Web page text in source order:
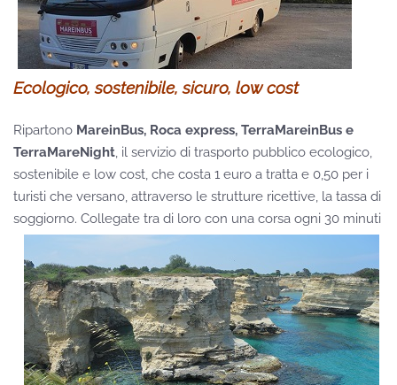
Ecologico, sostenibile, sicuro, low cost
Ripartono MareinBus, Roca express, TerraMareinBus e
TerraMareNight, il servizio di trasporto pubblico ecologico,
sostenibile e low cost, che costa 1 euro a tratta e 0,50 per i
turisti che versano, attraverso le strutture ricettive, la tassa di
soggiorno. Collegate tra di loro con una corsa ogni 30 minuti